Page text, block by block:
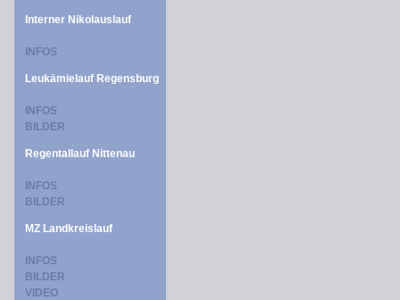
Interner Nikolauslauf
INFOS
Leukämielauf Regensburg
INFOS
BILDER
Regentallauf Nittenau
INFOS
BILDER
MZ Landkreislauf
INFOS
BILDER
VIDEO